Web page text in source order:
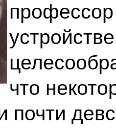
что
почти